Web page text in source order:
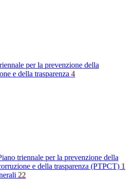
per la prevenzione della
e della trasparenza 4
triennale per la prevenzione della
e della trasparenza (PTPCT) 1
22